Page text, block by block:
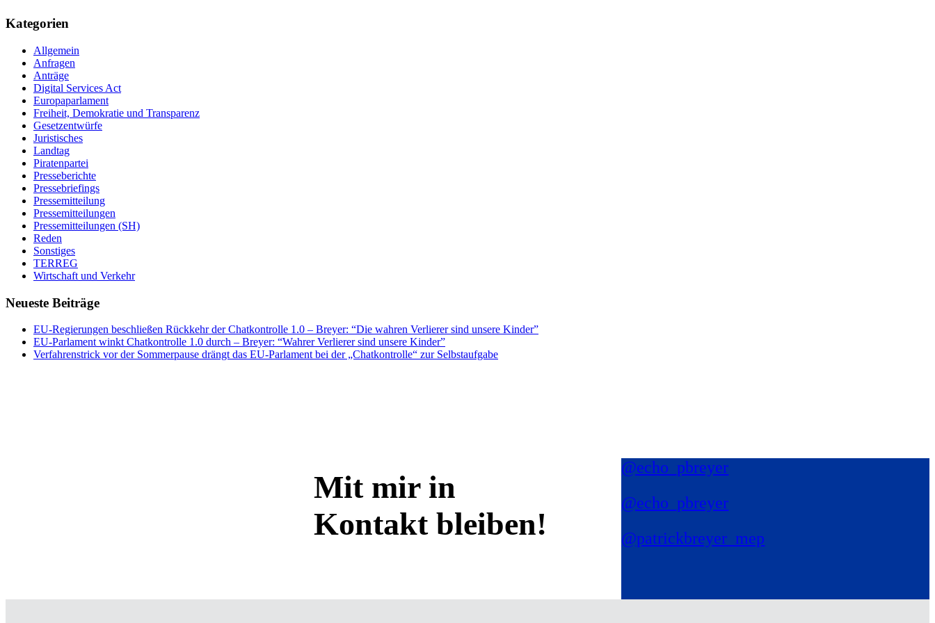
Kategorien
Allgemein
Anfragen
Anträge
Digital Services Act
Europaparlament
Freiheit, Demokratie und Transparenz
Gesetzentwürfe
Juristisches
Landtag
Piratenpartei
Presseberichte
Pressebriefings
Pressemitteilung
Pressemitteilungen
Pressemitteilungen (SH)
Reden
Sonstiges
TERREG
Wirtschaft und Verkehr
Neueste Beiträge
EU-Regierungen beschließen Rückkehr der Chatkontrolle 1.0 – Breyer: “Die wahren Verlierer sind unsere Kinder”
EU-Parlament winkt Chatkontrolle 1.0 durch – Breyer: “Wahrer Verlierer sind unsere Kinder”
Verfahrenstrick vor der Sommerpause drängt das EU-Parlament bei der „Chatkontrolle“ zur Selbstaufgabe
Mit mir in
Kontakt bleiben!
@echo_pbreyer
@echo_pbreyer
@patrickbreyer_mep